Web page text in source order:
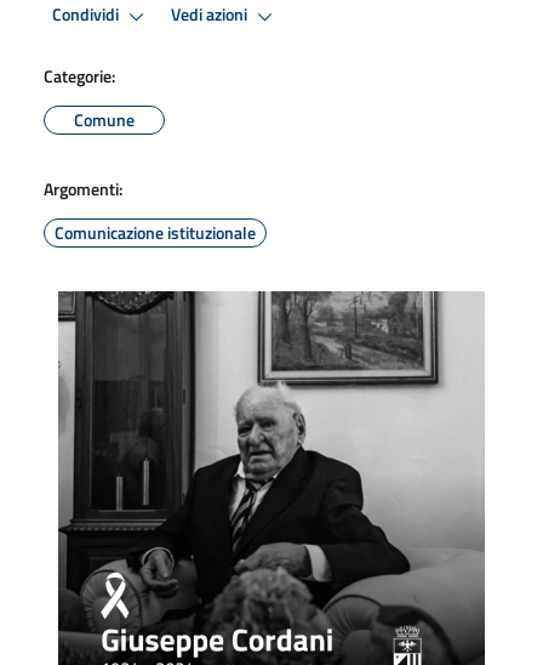
Condividi Vedi azioni
Categorie:
Comune
Argomenti:
Comunicazione istituzionale